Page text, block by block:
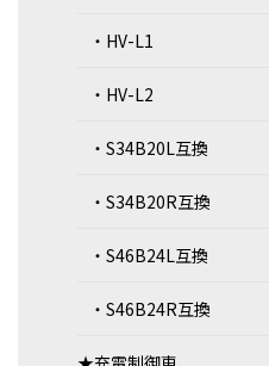
・HV-L1
・HV-L2
・S34B20L互換
・S34B20R互換
・S46B24L互換
・S46B24R互換